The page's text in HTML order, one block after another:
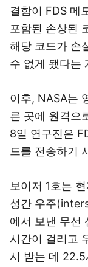
결함이 FDS 메
포함된 손상된
해당 코드가 손
수 없게 됐다는
이후, NASA는
른 곳에 원격으
8일 연구진은
드를 전송하기
보이저 1호는
성간 우주
에서 보낸 무선
시간이 걸리고
시 받는 데 22.5